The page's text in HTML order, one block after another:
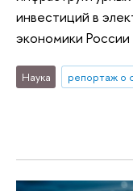
инвестиций в
экономики России
Наука репортаж о